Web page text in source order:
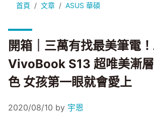
首頁 文章 ASUS 華碩
開箱｜三萬有找最美筆電！ASUS
開箱｜三萬有找最美筆電
VivoBook S13 超唯美漸
色 女孩第一眼就會愛上
2020/08/10 by 宇恩